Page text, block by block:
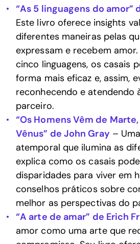
“As 5 linguagens do amor”
Este livro oferece insights
diferentes maneiras pelas
expressam e recebem
cinco linguagens, os casais
forma mais eficaz e, assim,
reconhecendo e atendendo
parceiro.
“Os Homens Vêm de
Vênus” de John Gray –
atemporal que ilumina as
explica como os casais
disparidades para viver em
conselhos práticos sobre
melhor as perspectivas do
“A arte de amar” de Erich
amor como uma arte que